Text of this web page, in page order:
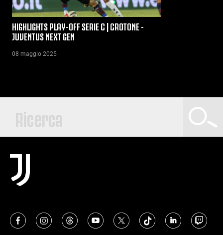
HIGHLIGHTS PLAY-OFF SERIE C | CROTONE -
JUVENTUS NEXT GEN
08 maggio 2025